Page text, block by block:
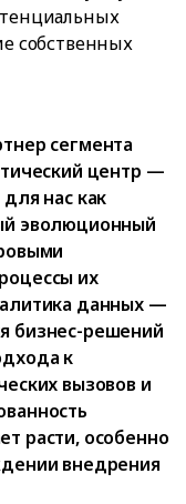
собственных
сегмента
центр —
нас как
эволюционный
их
данных —
бизнес-решений
к
вызовов и
расти, особенно
внедрения